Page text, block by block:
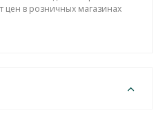
цен в розничных магазинах